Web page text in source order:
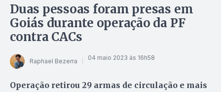
Duas pessoas foram presas em
Goiás durante operação da PF
contra CACs
Raphael Bezerra 04 maio 2023 às 16h58
Operação retirou 29 armas de circulação e mais